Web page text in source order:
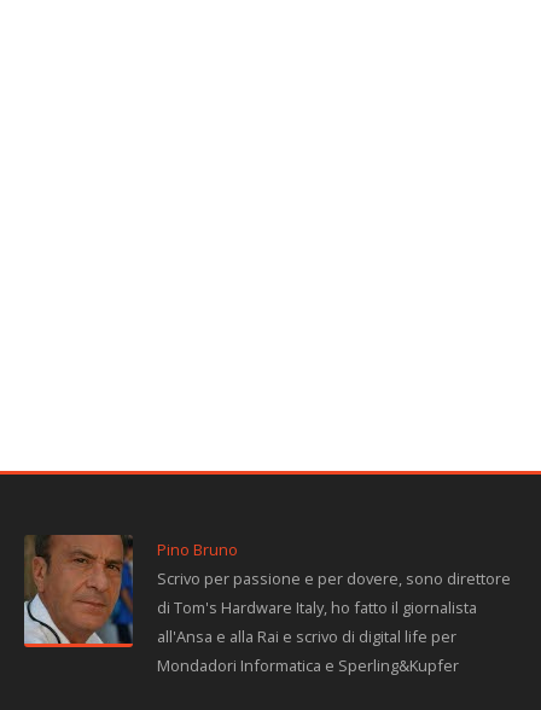
Pino Bruno
Scrivo per passione e per dovere, sono direttore
di Tom's Hardware Italy, ho fatto il giornalista
all'Ansa e alla Rai e scrivo di digital life per
Mondadori Informatica e Sperling&Kupfer